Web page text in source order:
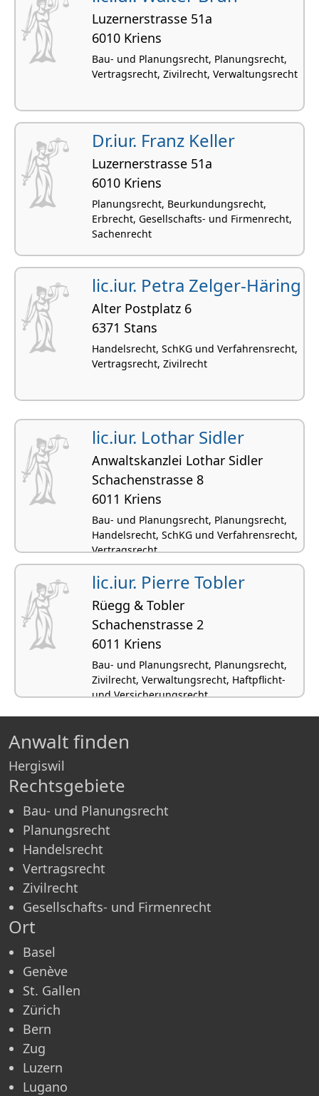
Luzernerstrasse 51a
6010 Kriens
Bau- und Planungsrecht, Planungsrecht,
Vertragsrecht, Zivilrecht, Verwaltungsrecht
Dr.iur. Franz Keller
Luzernerstrasse 51a
6010 Kriens
Planungsrecht, Beurkundungsrecht,
Erbrecht, Gesellschafts- und Firmenrecht,
Sachenrecht
lic.iur. Petra Zelger-Häring
Alter Postplatz 6
6371 Stans
Handelsrecht, SchKG und Verfahrensrecht,
Vertragsrecht, Zivilrecht
lic.iur. Lothar Sidler
Anwaltskanzlei Lothar Sidler
Schachenstrasse 8
6011 Kriens
Bau- und Planungsrecht, Planungsrecht,
Handelsrecht, SchKG und Verfahrensrecht,
Vertragsrecht
lic.iur. Pierre Tobler
Rüegg & Tobler
Schachenstrasse 2
6011 Kriens
Bau- und Planungsrecht, Planungsrecht,
Zivilrecht, Verwaltungsrecht, Haftpflicht-
und Versicherungsrecht
Anwalt finden
Hergiswil
Rechtsgebiete
Bau- und Planungsrecht
Planungsrecht
Handelsrecht
Vertragsrecht
Zivilrecht
Gesellschafts- und Firmenrecht
Ort
Basel
Genève
St. Gallen
Zürich
Bern
Zug
Luzern
Lugano